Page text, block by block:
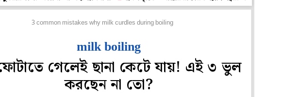
3 common mistakes why milk curdles during boiling
milk boiling
গেলেই ছানা কেটে যায়! এই ৩ ভুল
করছেন না তো?